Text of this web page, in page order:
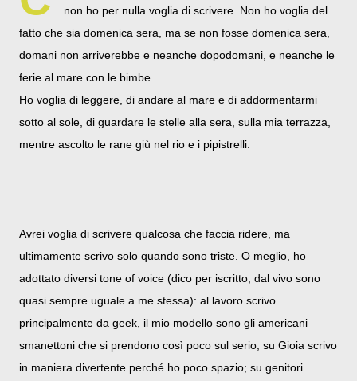
non ho per nulla voglia di scrivere. Non ho voglia del
fatto che sia domenica sera, ma se non fosse domenica sera,
domani non arriverebbe e neanche dopodomani, e neanche le
ferie al mare con le bimbe.
Ho voglia di leggere, di andare al mare e di addormentarmi
sotto al sole, di guardare le stelle alla sera, sulla mia terrazza,
mentre ascolto le rane giù nel rio e i pipistrelli.
Avrei voglia di scrivere qualcosa che faccia ridere, ma
ultimamente scrivo solo quando sono triste. O meglio, ho
adottato diversi tone of voice (dico per iscritto, dal vivo sono
quasi sempre uguale a me stessa): al lavoro scrivo
principalmente da geek, il mio modello sono gli americani
smanettoni che si prendono così poco sul serio; su Gioia scrivo
in maniera divertente perché ho poco spazio; su genitori